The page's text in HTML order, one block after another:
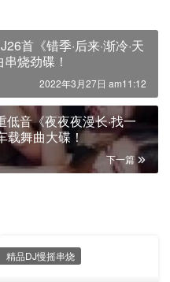
首《错季·后来·渐冷·天
烧劲碟！
2022年3月27日 am11:12
音《夜夜夜漫长·找一
载舞曲大碟！
下一篇
精品DJ慢摇串烧